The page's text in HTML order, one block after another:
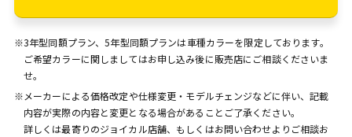
※3年型同額プラン、5年型同額プランは車種カラーを限定しております。
ご希望カラーに関しましてはお申し込み後に販売店にご相談くださいま
せ。
※メーカーによる価格改定や仕様変更・モデルチェンジなどに伴い、記載
内容が実際の内容と変更となる場合があることご了承ください。
詳しくは最寄りのジョイカル店舗、もしくはお問い合わせよりご相談お